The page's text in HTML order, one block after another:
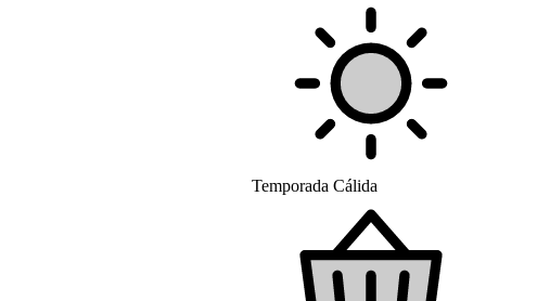
Temporada Cálida